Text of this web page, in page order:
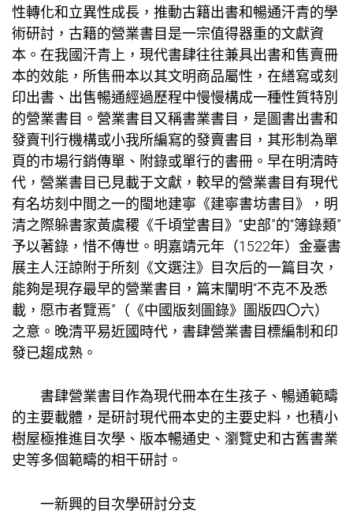
性轉化和立異性成長，推動古籍出書和暢通汗青的學
術研討，古籍的營業書目是一宗值得器重的文獻資
本。在我國汗青上，現代書肆往往兼具出書和售賣冊
本的效能，所售冊本以其文明商品屬性，在繕寫或刻
印出書、出售暢通經過歷程中慢慢構成一種性質特別
的營業書目。營業書目又稱書業書目，是圖書出書和
發賣刊行機構或小我所編寫的發賣書目，其形制為單
頁的市場行銷傳單、附錄或單行的書冊。早在明清時
代，營業書目已見載于文獻，較早的營業書目有現代
有名坊刻中間之一的閩地建寧《建寧書坊書目》，明
清之際躲書家黃虞稷《千頃堂書目》“史部”的“簿錄類”
予以著錄，惜不傳世。明嘉靖元年（1522年）金臺書
展主人汪諒附于所刻《文選注》目次后的一篇目次，
能夠是現存最早的營業書目，篇末闡明“不克不及悉
載，愿市者覽焉”（《中國版刻圖錄》圖版四〇六）
之意。晚清平易近國時代，書肆營業書目標編制和印
發已趨成熟。
書肆營業書目作為現代冊本在生孩子、暢通範疇
的主要載體，是研討現代冊本史的主要史料，也積小
樹屋極推進目次學、版本暢通史、瀏覽史和古舊書業
史等多個範疇的相干研討。
一新興的目次學研討分支